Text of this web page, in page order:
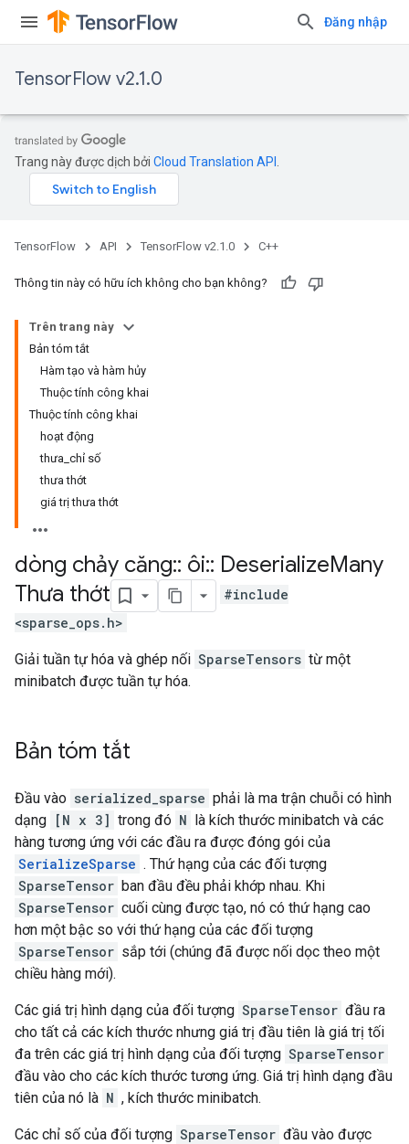
Đăng nhập
TensorFlow v2.1.0
Trang này được dịch bởi Cloud Translation API
TensorFlow API TensorFlow v2.1.0 C++
Thông tin này có hữu ích không cho bạn không?
Trên trang này
Bản tóm tắt
Hàm tạo và hàm hủy
Thuộc tính công khai
Thuộc tính công khai
hoạt động
thưa_chỉ số
thưa thớt
giá trị thưa thớt
dòng chảy căng:: ôi:: DeserializeMany
Thưa thớt
#include
<sparse_ops.h>
Giải tuần tự hóa và ghép nối SparseTensors từ một
minibatch được tuần tự hóa.
Bản tóm tắt
Đầu vào serialized_sparse phải là ma trận chuỗi có hình
dạng [N x 3] trong đó N là kích thước minibatch và các
hàng tương ứng với các đầu ra được đóng gói của
SerializeSparse . Thứ hạng của các đối tượng
SparseTensor ban đầu đều phải khớp nhau. Khi
SparseTensor cuối cùng được tạo, nó có thứ hạng cao
hơn một bậc so với thứ hạng của các đối tượng
SparseTensor sắp tới (chúng đã được nối dọc theo một
chiều hàng mới).
Các giá trị hình dạng của đối tượng SparseTensor đầu ra
cho tất cả các kích thước nhưng giá trị đầu tiên là giá trị tối
đa trên các giá trị hình dạng của đối tượng SparseTensor
đầu vào cho các kích thước tương ứng. Giá trị hình dạng đầu
tiên của nó là N , kích thước minibatch.
Các chỉ số của đối tượng SparseTensor đầu vào được